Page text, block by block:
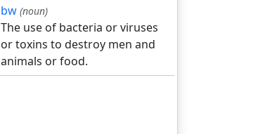
bw (noun)
The use of bacteria or viruses
or toxins to destroy men and
animals or food.